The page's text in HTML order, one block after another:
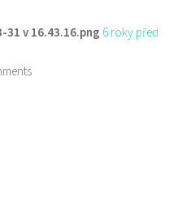
31 v 16.43.16.png 6 roky před